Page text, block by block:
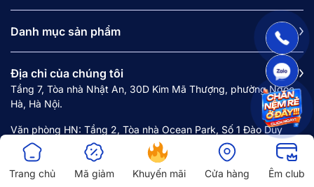
Trang chủ Mã giảm Khuyến mãi Cửa hàng Êm club
Danh mục sản phẩm
Địa chỉ của chúng tôi
Tầng 7, Tòa nhà Nhật An, 30D Kim Mã Thượng, phường Ngọc
Hà, Hà Nội.
Văn phòng HN: Tầng 2, Tòa nhà Ocean Park, Số 1 Đào Duy
Anh, phường Kim Liên, Hà Nội.
Văn phòng HCM: 121B Nguyễn Văn Trỗi, phường Phú Nhuận,